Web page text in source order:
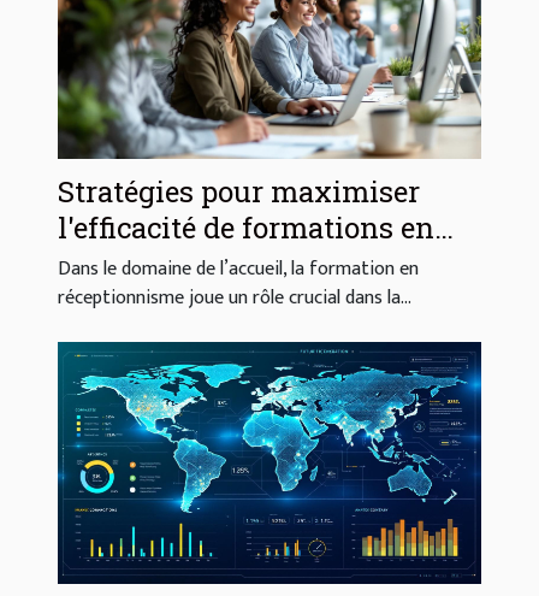
Stratégies pour maximiser
l'efficacité de formations en
réceptionnisme
Dans le domaine de l’accueil, la formation en
réceptionnisme joue un rôle crucial dans la...